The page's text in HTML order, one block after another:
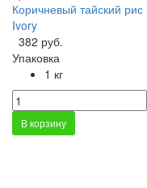
Коричневый тайский рис
Ivory
382 руб.
Упаковка
1 кг
В корзину